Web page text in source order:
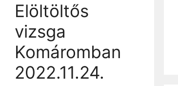
Elöltöltős
vizsga
Komáromban
2022.11.24.